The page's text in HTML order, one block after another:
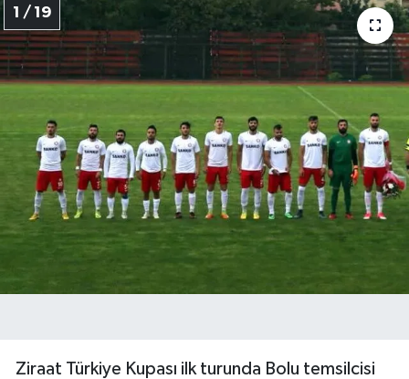
1 / 19
Ziraat Türkiye Kupası ilk turunda Bolu temsilcisi
Spor
Tarım
Turizm
Yaşam
Yerel Yönetimler